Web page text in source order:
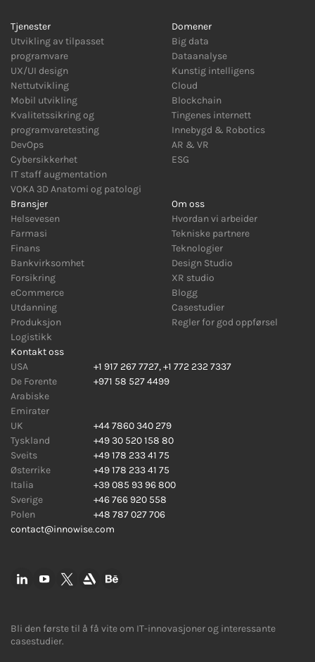
Tjenester
Utvikling av tilpasset
programvare
UX/UI design
Nettutvikling
Mobil utvikling
Kvalitetssikring og
programvaretesting
DevOps
Cybersikkerhet
IT staff augmentation
VOKA 3D Anatomi og patologi
Domener
Big data
Dataanalyse
Kunstig intelligens
Cloud
Blockchain
Tingenes internett
Innebygd & Robotics
AR & VR
ESG
Bransjer
Helsevesen
Farmasi
Finans
Bankvirksomhet
Forsikring
eCommerce
Utdanning
Produksjon
Logistikk
Om oss
Hvordan vi arbeider
Tekniske partnere
Teknologier
Design Studio
XR studio
Blogg
Casestudier
Regler for god oppførsel
Kontakt oss
USA
+1 917 267 7727,+1 772 232 7337
De Forente
Arabiske
Emirater
+971 58 527 4499
UK
+44 7860 340 279
Tyskland
+49 30 520 158 80
Sveits
+49 178 233 41 75
Østerrike
+49 178 233 41 75
Italia
+39 085 93 96 800
Sverige
+46 766 920 558
Polen
+48 787 027 706
contact@innowise.com
Bli den første til å få vite om IT-innovasjoner og interessante
casestudier.